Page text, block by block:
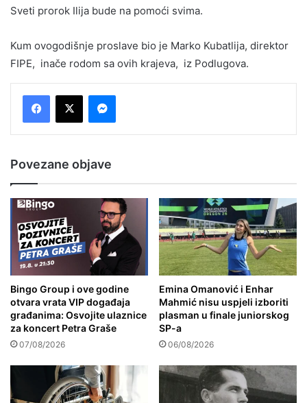
Sveti prorok Ilija bude na pomoći svima.
Kum ovogodišnje proslave bio je Marko Kubatlija, direktor
FIPE, inače rodom sa ovih krajeva, iz Podlugova.
Povezane objave
Bingo Group i ove godine
otvara vrata VIP događaja
građanima: Osvojite ulaznice
za koncert Petra Graše
07/08/2026
Emina Omanović i Enhar
Mahmić nisu uspjeli izboriti
plasman u finale juniorskog
SP-a
06/08/2026